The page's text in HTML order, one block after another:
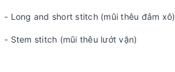
- Long and short stitch (mũi thêu đâm xô)
- Stem stitch (mũi thêu lướt vặn)